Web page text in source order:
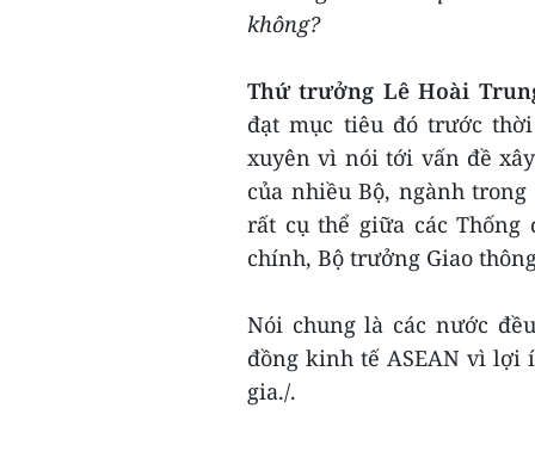
không?
Thứ trưởng Lê Hoài
đạt mục tiêu đó trước
xuyên vì nói tới vấn đề
của nhiều Bộ, ngành
rất cụ thể giữa các Thống
chính, Bộ trưởng Giao
Nói chung là các nước
đồng kinh tế ASEAN vì lợi
gia./.